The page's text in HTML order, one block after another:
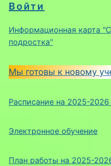
Войти
Информационная карта
подростка"
Мы готовы к новому
Расписание на 2025-
Электронное обучение
План работы на 2025-